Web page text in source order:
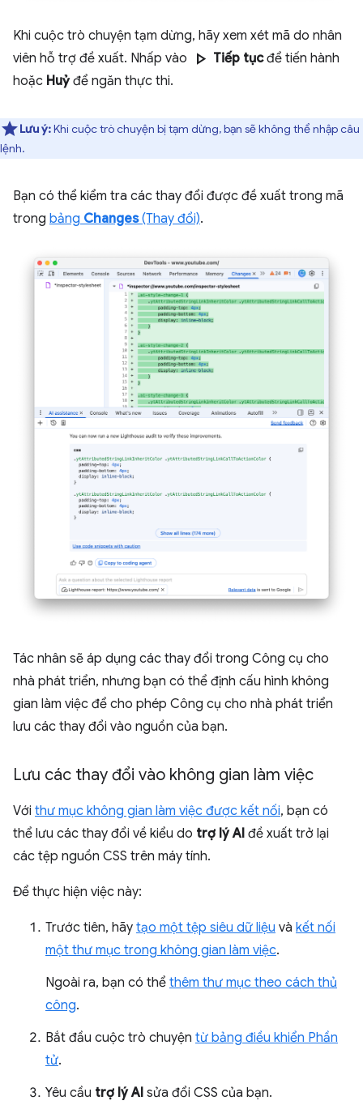
Khi cuộc trò chuyện tạm dừng, hãy xem xét mã do nhân
viên hỗ trợ đề xuất. Nhấp vào
play_arrow Tiếp tụcđể tiến hành
hoặc Huỷđể ngăn thực thi.
Lưu ý:Khi cuộc trò chuyện bị tạm dừng, bạn sẽ không thể nhập câu
lệnh.
Bạn có thể kiểm tra các thay đổi được đề xuất trong mã
trong bảng Changes(Thay đổi).
Tác nhân sẽ áp dụng các thay đổi trong Công cụ cho
nhà phát triển, nhưng bạn có thể định cấu hình không
gian làm việc để cho phép Công cụ cho nhà phát triển
lưu các thay đổi vào nguồn của bạn.
Lưu các thay đổi vào không gian làm việc
Với thư mục không gian làm việc được kết nối, bạn có
thể lưu các thay đổi về kiểu do trợ lý AI đề xuất trở lại
các tệp nguồn CSS trên máy tính.
Để thực hiện việc này:
Trước tiên, hãy tạo một tệp siêu dữ liệu và kết nối
một thư mục trong không gian làm việc.
Ngoài ra, bạn có thể thêm thư mục theo cách thủ
công.
Bắt đầu cuộc trò chuyện từ bảng điều khiển Phần
tử.
Yêu cầu trợ lý AI sửa đổi CSS của bạn.